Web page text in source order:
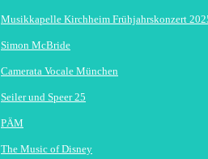
Musikkapelle Kirchheim Frühjahrskonzert
Simon McBride
Camerata Vocale München
Seiler und Speer 25
PÄM
The Music of Disney